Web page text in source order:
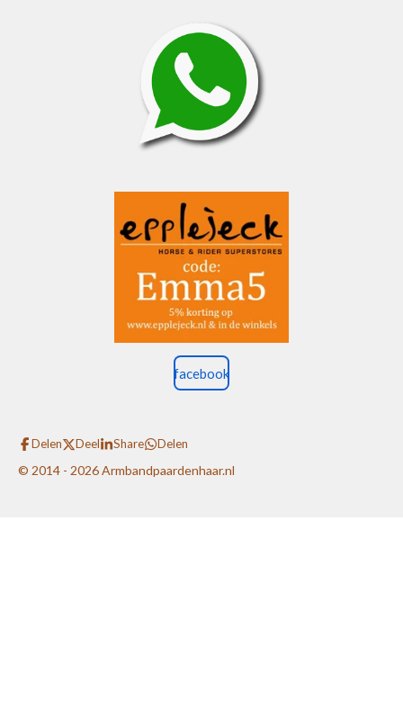
facebook
Delen Deel Share Delen
© 2014 - 2026 Armbandpaardenhaar.nl